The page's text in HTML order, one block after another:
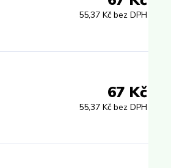
55,37 Kč bez DPH
67 Kč
55,37 Kč bez DPH